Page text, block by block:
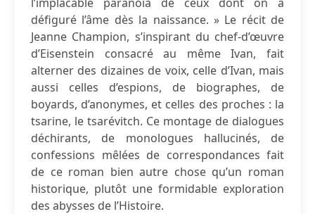
défiguré l’âme dès la naissance. » Le récit de
Jeanne Champion, s’inspirant du chef-d’œuvre
d’Eisenstein consacré au même Ivan, fait
alterner des dizaines de voix, celle d’Ivan, mais
aussi celles d’espions, de biographes, de
boyards, d’anonymes, et celles des proches : la
tsarine, le tsarévitch. Ce montage de dialogues
déchirants, de monologues hallucinés, de
confessions mêlées de correspondances fait
de ce roman bien autre chose qu’un roman
historique, plutôt une formidable exploration
des abysses de l’Histoire.